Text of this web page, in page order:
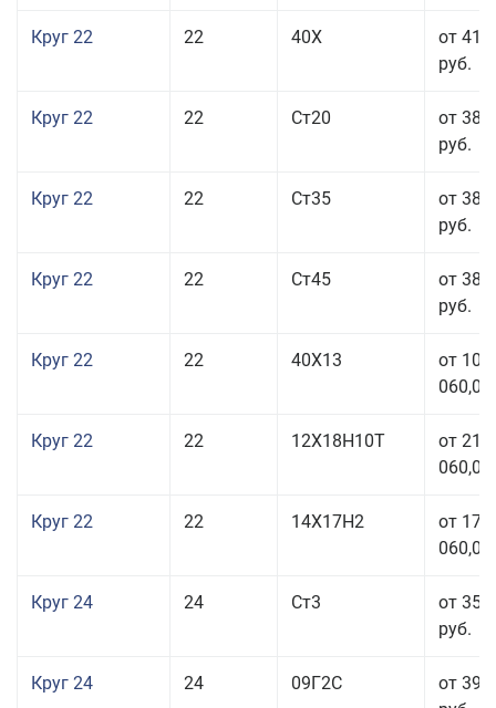
Круг 22 22 40Х
от 41
руб.
Круг 22 22 Ст20
от 38
руб.
Круг 22 22 Ст35
от 38
руб.
Круг 22 22 Ст45
от 38
руб.
Круг 22 22 40Х13
от 103
060,00
Круг 22 22 12Х18Н10Т
от 210
060,00
Круг 22 22 14Х17Н2
от 175
060,00
Круг 24 24 Ст3
от 35
руб.
Круг 24 24 09Г2С
от 39